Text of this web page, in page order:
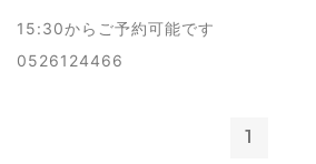
15:30からご予約可能です
0526124466
1